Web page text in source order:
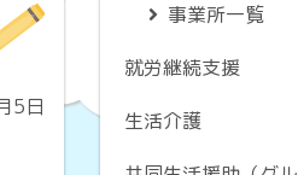
5日
事業所一覧
就労継続支援
生活介護